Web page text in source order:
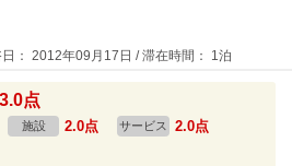
： 2012年09月17日 / 滞在時間： 1泊
3.0点
施設 2.0点 サービス 2.0点